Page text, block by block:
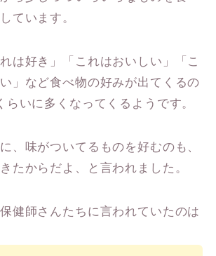
ています。
は好き」「これはおいしい」「こ
」など食べ物の好みが出てくるの
らいに多くなってくるようです。
、味がついてるものを好むのも、
たからだよ、と言われました。
健師さんたちに言われていたのは